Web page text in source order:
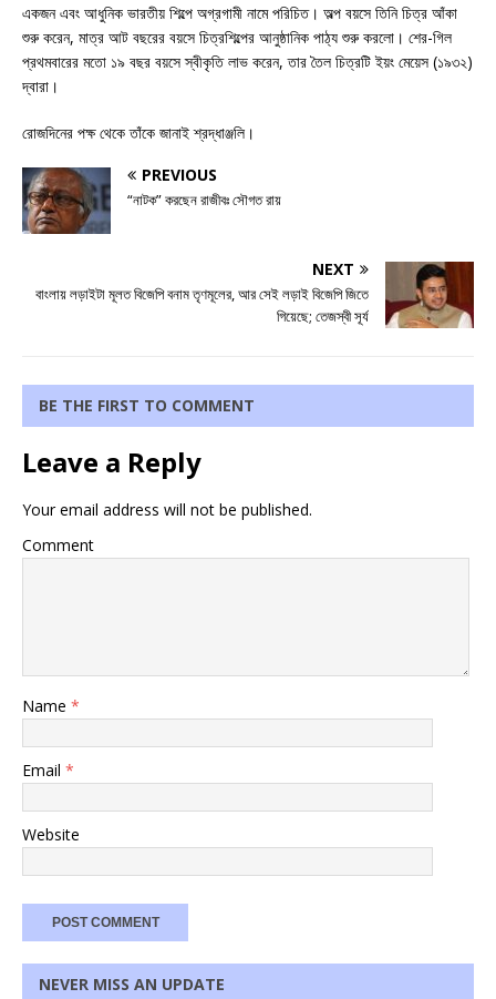
একজন এবং আধুনিক ভারতীয় শিল্পে অগ্রগামী নামে পরিচিত। অল্প বয়সে তিনি চিত্র আঁকা
শুরু করেন, মাত্র আট বছরের বয়সে চিত্রশিল্পের আনুষ্ঠানিক পাঠ্য শুরু করলো। শের-গিল
প্রথমবারের মতো ১৯ বছর বয়সে স্বীকৃতি লাভ করেন, তার তৈল চিত্রটি ইয়ং মেয়েস (১৯৩২)
দ্বারা।
রোজদিনের পক্ষ থেকে তাঁকে জানাই শ্রদ্ধাঞ্জলি।
PREVIOUS
“নাটক” করছেন রাজীবঃ সৌগত রায়
NEXT
বাংলায় লড়াইটা মূলত বিজেপি বনাম তৃণমূলের, আর সেই লড়াই বিজেপি জিতে
গিয়েছে; তেজস্বী সূর্য
BE THE FIRST TO COMMENT
Leave a Reply
Your email address will not be published.
Comment
Name *
Email *
Website
NEVER MISS AN UPDATE